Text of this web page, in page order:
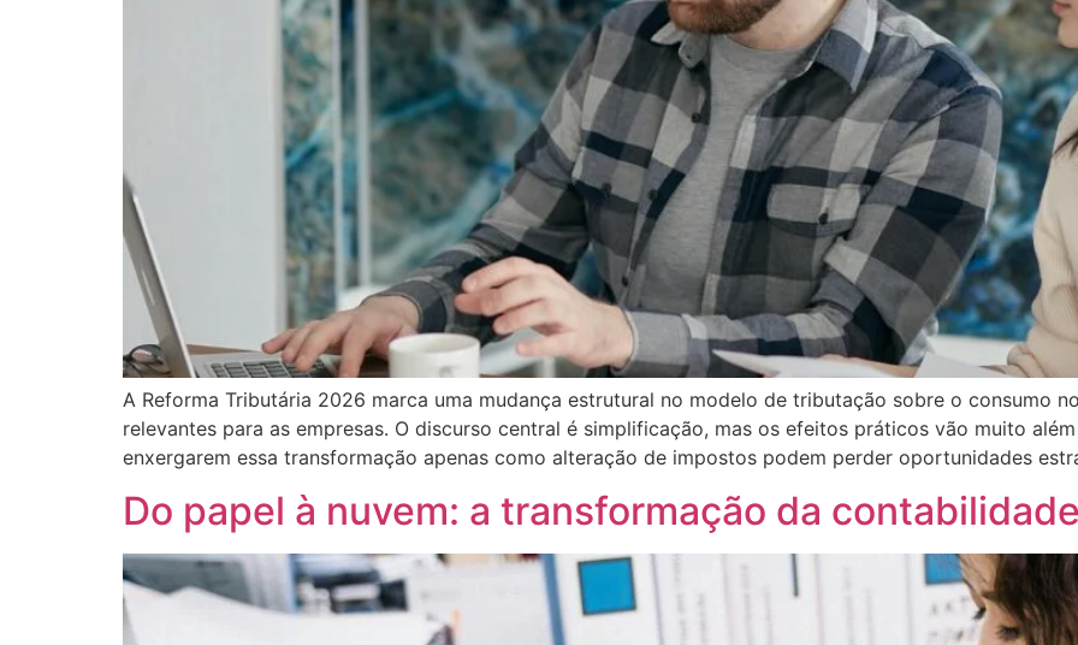
A Reforma Tributária 2026 marca uma mudança estrutural no modelo de tributação sobre o consumo
relevantes para as empresas. O discurso central é simplificação, mas os efeitos práticos vão muito
enxergarem essa transformação apenas como alteração de impostos podem perder oportunidades
Do papel à nuvem: a transformação da